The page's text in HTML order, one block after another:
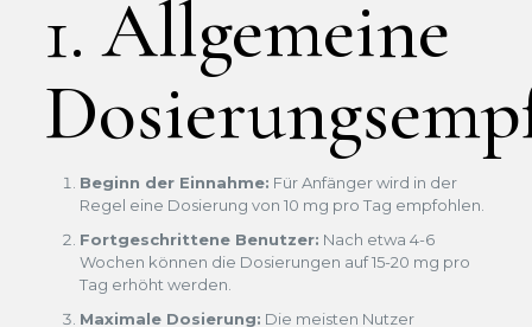
1. Allgemeine
Beginn der Einnahme: Für Anfänger wird in der
Regel eine Dosierung von 10 mg pro Tag empfohlen.
Fortgeschrittene Benutzer: Nach etwa 4-6
Wochen können die Dosierungen auf 15-20 mg pro
Tag erhöht werden.
Maximale Dosierung: Die meisten Nutzer